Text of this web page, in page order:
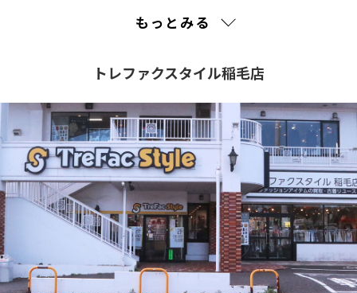
2021(347)
2020(505)
2019(368)
もっとみる
トレファクスタイル稲毛店